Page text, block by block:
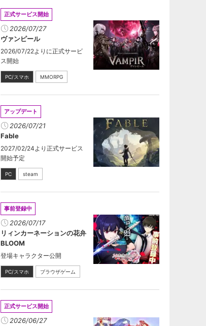
正式サービス開始
2026/07/27
ヴァンピール
2026/07/22よりに正式サービ
ス開始
PC/スマホ MMORPG
アップデート
2026/07/21
Fable
2027/02/24より正式サービス
開始予定
PC steam
事前登録中
2026/07/17
リィンカーネーションの花弁
BLOOM
登場キャラクター公開
PC/スマホ ブラウザゲーム
正式サービス開始
2026/06/27